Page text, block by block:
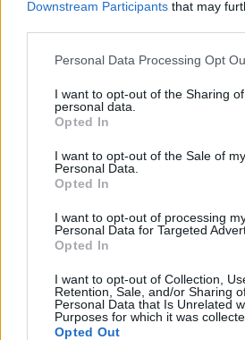
Downstream Participants that may
Please note that this website/app
not limited to your visit or usage
grant or deny consent to Google and
use your data for below specified
consent section.
Personal Data Processing Opt
I want to opt-out of the Sharing
personal data.
Opted In
I want to opt-out of the Sale of my
Personal Data.
Opted In
I want to opt-out of processing
Personal Data for Targeted
Opted In
I want to opt-out of Collection,
Retention, Sale, and/or Sharing
Personal Data that Is Unrelated
Purposes for which it was
Opted Out